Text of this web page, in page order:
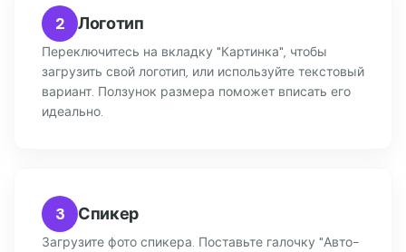
2 Логотип
Переключитесь на вкладку "Картинка", чтобы
загрузить свой логотип, или используйте текстовый
вариант. Ползунок размера поможет вписать его
идеально.
3 Спикер
Загрузите фото спикера. Поставьте галочку "Авто-